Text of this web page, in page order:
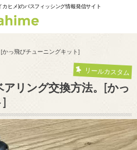
ヒメ)のバスフィッシング情報発信サイト
かっ飛びチューニングキット]
リールカスタム
アリング交換方法。[かっ